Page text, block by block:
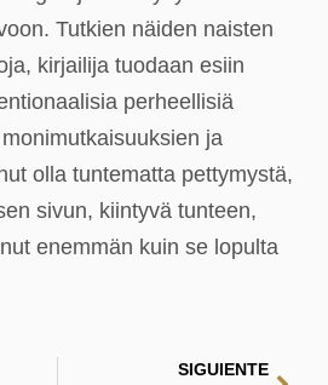
Tutkien näiden naisten
kirjailija tuodaan esiin
perheellisiä
ja
olla tuntematta pettymystä,
sivun, kiintyvä tunteen,
enemmän kuin se lopulta
SIGUIENTE